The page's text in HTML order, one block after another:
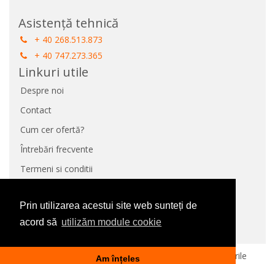
Prin utilizarea acestui site web sunteți de
acord să utilizăm module cookie
Am înțeles
Asistență tehnică
+ 40 268.513.873
+ 40 747.273.365
Linkuri utile
Despre noi
Contact
Cum cer ofertă?
Întrebări frecvente
Termeni si conditii
Panou de control GDPR
Politica de utilizare cookie-uri
2026 Siscon Industrial Partners SRL. Toate drepturile